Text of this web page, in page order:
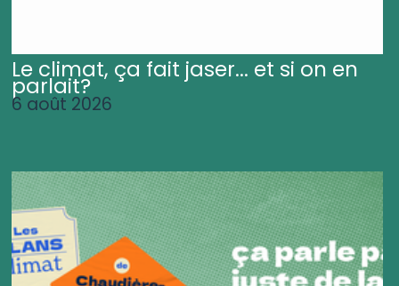
Le climat, ça fait jaser... et si on en
parlait?
6 août 2026